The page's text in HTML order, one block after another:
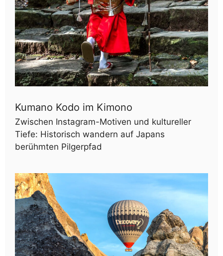
Kumano Kodo im Kimono
Zwischen Instagram-Motiven und kultureller
Tiefe: Historisch wandern auf Japans
berühmten Pilgerpfad